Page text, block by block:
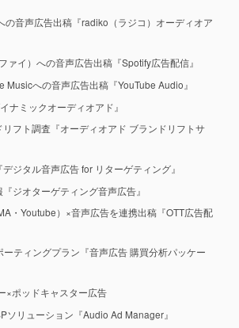
の音声広告出稿『radiko（ラジコ）オーディオア
ァイ）への音声広告出稿『Spotify広告配信』
Musicへの音声広告出稿『YouTube Audio』
ナミックオーディオアド』
フト調査『オーディオアド ブランドリフトサ
ジタル音声広告 for リターゲティング』
ジオターゲティング音声広告』
・Youtube）×音声広告を連携出稿『OTT広告配
ティングプラン『音声広告 購買分析パッケー
×ポッドキャスター広告
ソリューション『Audio Ad Manager』